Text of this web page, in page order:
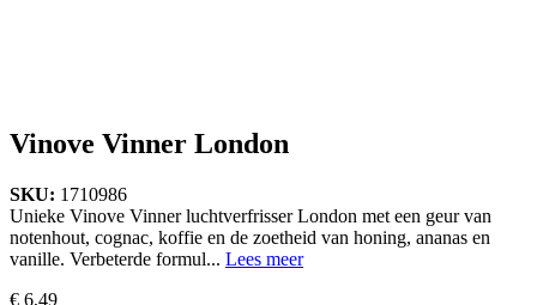
Vinove Vinner London
SKU: 1710986
Unieke Vinove Vinner luchtverfrisser London met een geur van
notenhout, cognac, koffie en de zoetheid van honing, ananas en
vanille. Verbeterde formul... Lees meer
€ 6,49